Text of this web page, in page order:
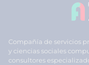
Compañía de servicios
y ciencias sociales
consultores